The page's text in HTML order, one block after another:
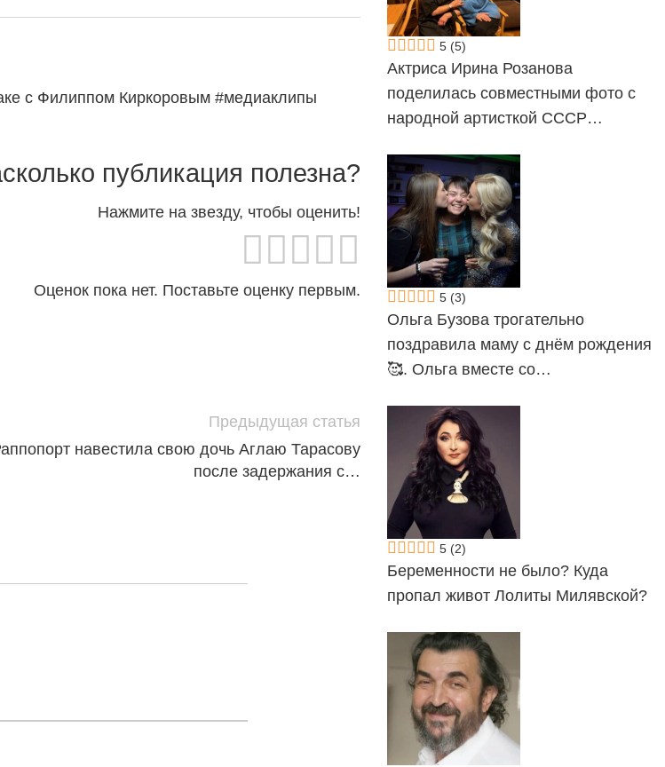
с Филиппом Киркоровым #медиаклипы
публикация полезна?
Нажмите на звезду, чтобы оценить!
Оценок пока нет. Поставьте оценку первым.
Предыдущая статья
навестила свою дочь Аглаю Тарасову
после задержания с…
5 (5)
Актриса Ирина Розанова
поделилась совместными фото с
народной артисткой СССР…
5 (3)
Ольга Бузова трогательно
поздравила маму с днём рождения
🥰. Ольга вместе со…
5 (2)
Беременности не было? Куда
пропал живот Лолиты Милявской?